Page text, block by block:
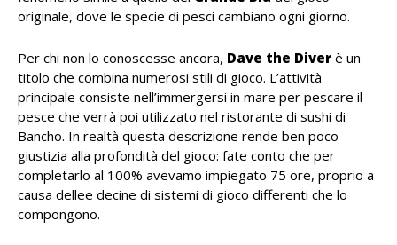
originale, dove le specie di pesci cambiano ogni giorno.
Per chi non lo conoscesse ancora, Dave the Diver è un
titolo che combina numerosi stili di gioco. L’attività
principale consiste nell’immergersi in mare per pescare il
pesce che verrà poi utilizzato nel ristorante di sushi di
Bancho. In realtà questa descrizione rende ben poco
giustizia alla profondità del gioco: fate conto che per
completarlo al 100% avevamo impiegato 75 ore, proprio a
causa dellee decine di sistemi di gioco differenti che lo
compongono.